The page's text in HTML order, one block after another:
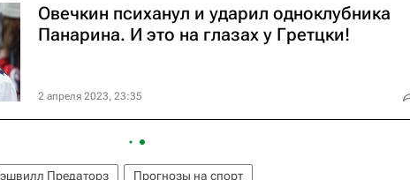
Овечкин психанул и ударил одноклубника
Панарина. И это на глазах у Гретцки!
2 апреля 2023, 23:35
Предаторз Прогнозы на спорт